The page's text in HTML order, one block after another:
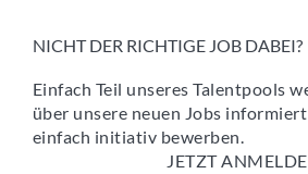
NICHT DER RICHTIGE JOB DABEI?
Einfach Teil unseres Talentpools
über unsere neuen Jobs
einfach initiativ bewerben.
JETZT